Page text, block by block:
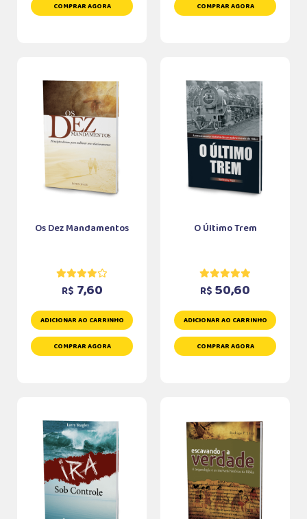
COMPRAR AGORA COMPRAR AGORA
Os Dez Mandamentos
R$ 7,60
ADICIONAR AO CARRINHO
COMPRAR AGORA
O Último Trem
R$ 50,60
ADICIONAR AO CARRINHO
COMPRAR AGORA